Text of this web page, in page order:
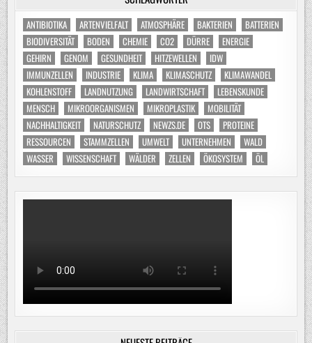
ANTIBIOTIKA ARTENVIELFALT ATMOSPHÄRE BAKTERIEN
BATTERIEN
BIODIVERSITÄT
BODEN CHEMIE CO2 DÜRRE
ENERGIE
GEHIRN
GENOM GESUNDHEIT HITZEWELLEN
IDW
IMMUNZELLEN
INDUSTRIE KLIMA KLIMASCHUTZ
KLIMAWANDEL
KOHLENSTOFF
LANDNUTZUNG LANDWIRTSCHAFT
LEBENSKUNDE
MENSCH
MIKROORGANISMEN MIKROPLASTIK
MOBILITÄT
NACHHALTIGKEIT
NATURSCHUTZ NEWZS.DE OTS
PROTEINE
RESSOURCEN
STAMMZELLEN UMWELT UNTERNEHMEN
WALD
WASSER
WISSENSCHAFT WÄLDER ZELLEN ÖKOSYSTEM ÖL